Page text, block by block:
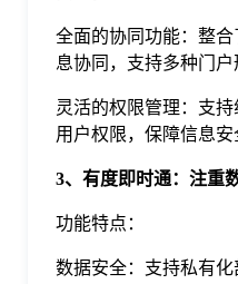
全面的协同功能：整
息协同，支持多种门户
灵活的权限管理：支
用户权限，保障信息安
3、有度即时通：注重
功能特点：
数据安全：支持私有